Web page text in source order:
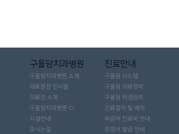
구올담치과병원
구올담치과병원 소개
대표원장 인사말
의료진 소개
구올담치과병원 CI
시설안내
오시는길
진료안내
구올담 시스템
구올담 의료장비
구올담 위생관리
진료절차 및 예약
비급여 진료비 안내
증명서 발급 안내